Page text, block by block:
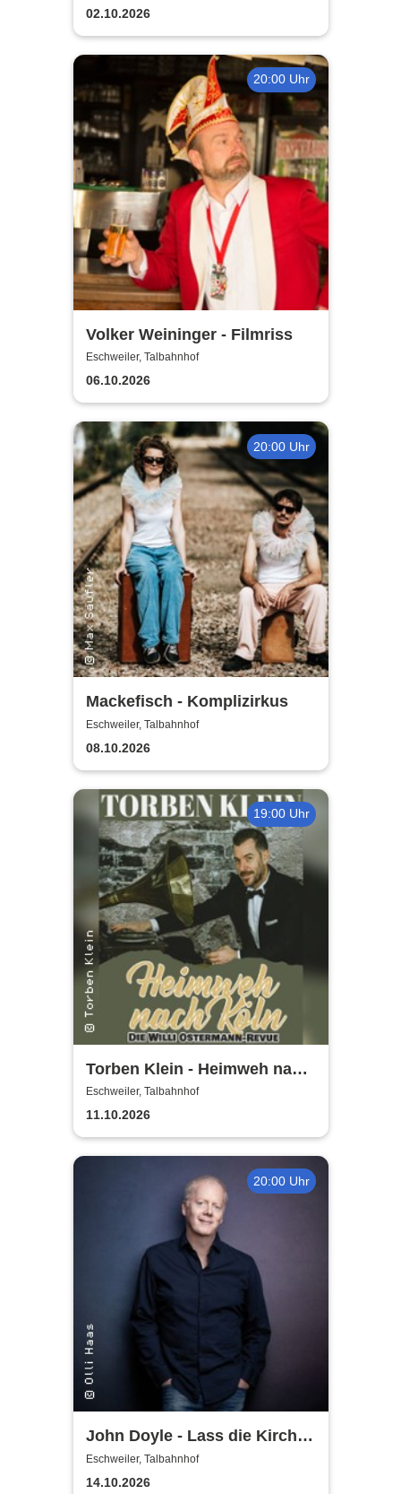
02.10.2026
20:00 Uhr
Volker Weininger - Filmriss
Eschweiler, Talbahnhof
06.10.2026
20:00 Uhr
Mackefisch - Komplizirkus
Eschweiler, Talbahnhof
08.10.2026
19:00 Uhr
Torben Klein - Heimweh nach
Köln - die Willi Ostermann
Revue
Eschweiler, Talbahnhof
11.10.2026
20:00 Uhr
John Doyle - Lass die Kirche
im Dorf
Eschweiler, Talbahnhof
14.10.2026